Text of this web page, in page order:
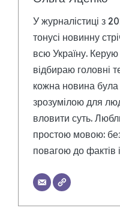
У журналістиці з
тонусі новинну
всю Україну.
відбираю головні
кожна новина
зрозумілою для
вловити суть.
простою мовою:
повагою до фактів